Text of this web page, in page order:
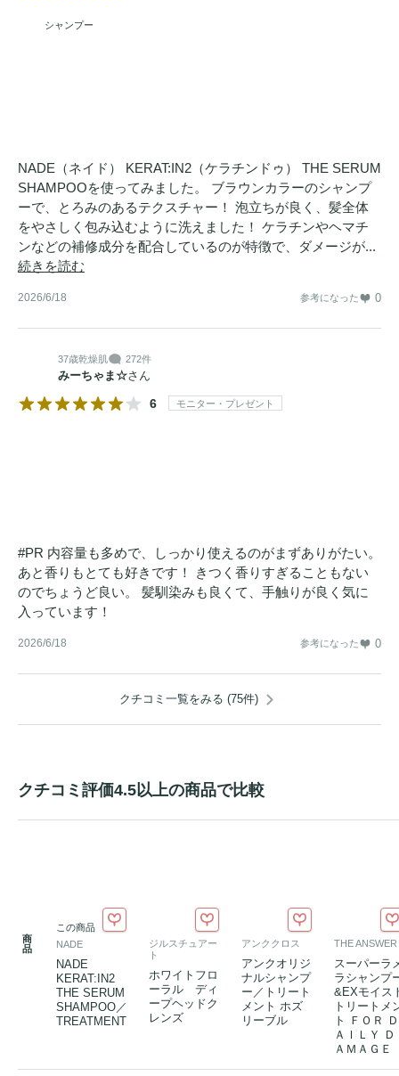
【ローズエクラの香り】香水メーカーと開発した、シリーズ
*1 メドウフォーム-δ-ラクトン、γ-ドコサラクトン（補修）*2
ポリペプチド：加水分解ケラチン（カシミヤヤギ）（補修）
*3 ポリペプチド：ココイル加水分解ケラチンK（羊毛）（洗
浄剤）、加水分解ケラチン（カシミヤヤギ）（補修）、加水
分解ケラチン（羊毛）（補修） *4 ヘマチン（補修）
シャンプー
NADE（ネイド） KERAT:IN2（ケラチンドゥ） THE SERUM
SHAMPOOを使ってみました。 ブラウンカラーのシャンプ
ーで、とろみのあるテクスチャー！ 泡立ちが良く、髪全体
をやさしく包み込むように洗えました！ ケラチンやヘマチ
ンなどの補修成分を配合しているのが特徴で、ダメージが...
続きを読む
2026/6/18 参考になった 0
37歳乾燥肌 272件
みーちゃま☆さん
6 モニター・プレゼント
#PR 内容量も多めで、しっかり使えるのがまずありがたい。
あと香りもとても好きです！ きつく香りすぎることもない
のでちょうど良い。 髪馴染みも良くて、手触りが良く気に
入っています！
2026/6/18 参考になった 0
クチコミ一覧をみる (75件)
クチコミ評価4.5以上の商品で比較
商
品
この商品
NADE
NADE
KERAT:IN2
THE SERUM
SHAMPOO／
TREATMENT
ジルスチュアー
ト
ホワイトフロ
ーラル ディ
ープヘッドク
レンズ
アンククロス
アンクオリジ
ナルシャンプ
ー／トリート
メント ホズ
リーブル
THE ANSWER
スーパーラ
ラシャンプ
&EXモイス
トリートメ
ト ＦＯＲ Ｄ
ＡＩＬＹ Ｄ
ＡＭＡＧＥ